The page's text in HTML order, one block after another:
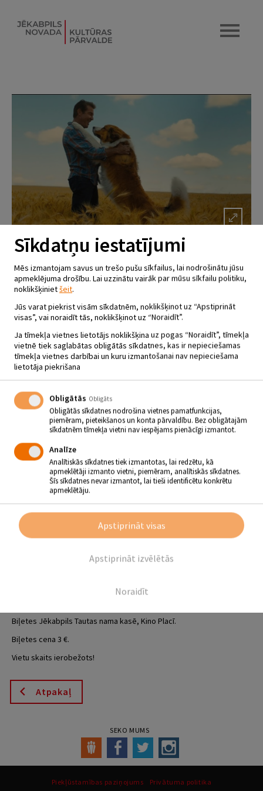
KINO PLACĪ ĢIMENES FILMA
“SUŅA CEĻOJUMS”
Jēkabpils Tautas nams, Kino placis
No 8. līdz 10. jūlijam plkst. 22.30 Jēkabpils Tautas nama
pagalmā tiks demonstrēta ģimenes filma “Suņa
ceļojums”. Filmā atspoguļots aizkustinošs stāsts par
kādu labsirdīgu suni, kurš ļauj skatītājam sekot līdzi
saviem sirsnīgajiem un gaišajiem piedzīvojumiem.
Suns Beilijs laimīgi dzīvo kādā fermā Mičiganā kopā ar savu “zēnu”
Ītanu un viņa sievu Hannnu. Viņam pat ir jauna rotaļu biedrene – Ītana
un Hannas mazmeitiņa Sīdžeja. Diemžēl kādudien Sīdžejas mamma
nolemj aizvest meitenīti prom. Kad Beilija dvēsele gatavojas pamest
šo dzīvi, lai sāktu jaunu, viņš apsola Ītanam, ka atradīs Sīdžeju un
sargās viņu, lai ko tas prasītu. Tā sākas Beilija ceļojums cauri
daudzām dzīvēm, kas piepildītas ar mīlestību, draudzību un uzticību.
Režisore: Geila Mankuso.
Lomās: Deniss Kveids, Marga Helgenbergere, Betija Gilpina, Ketrīna
Preskota, Henrijs Lau, aizkadra teksts – Džošs Gads.
Filmas garums: 1 h 49 min.
Filma angļu valodā ar subtitriem latviešu valodā.
Biļetes Jēkabpils Tautas nama kasē, Kino Placī.
Biļetes cena 3 €.
Vietu skaits ierobežots!
Atpakaļ
SEKO MUMS
Piekļūstamības paziņojums Privātuma politika
Sīkdatņu iestatījumi
Mēs izmantojam savus un trešo pušu sīkfailus, lai nodrošinātu jūsu
apmeklējuma drošību. Lai uzzinātu vairāk par mūsu sīkfailu politiku,
noklikšķinietšeit.
Jūs varat piekrist visām sīkdatnēm, noklikšķinot uz “Apstiprināt
visas”, vai noraidīt tās, noklikšķinot uz “Noraidīt”.
Ja tīmekļa vietnes lietotājs noklikšķina uz pogas “Noraidīt”, tīmekļa
vietnē tiek saglabātas obligātās sīkdatnes, kas ir nepieciešamas
tīmekļa vietnes darbībai un kuru izmantošanai nav nepieciešama
lietotāja piekrišana
Obligātās Obligāts
Obligātās sīkdatnes nodrošina vietnes pamatfunkcijas,
piemēram, pieteikšanos un konta pārvaldību. Bez obligātajām
sīkdatnēm tīmekļa vietni nav iespējams pienācīgi izmantot.
Analīze
Analītiskās sīkdatnes tiek izmantotas, lai redzētu, kā
apmeklētāji izmanto vietni, piemēram, analītiskās sīkdatnes.
Šīs sīkdatnes nevar izmantot, lai tieši identificētu konkrētu
apmeklētāju.
Noraidīt
Apstiprināt izvēlētās
Apstiprināt visas